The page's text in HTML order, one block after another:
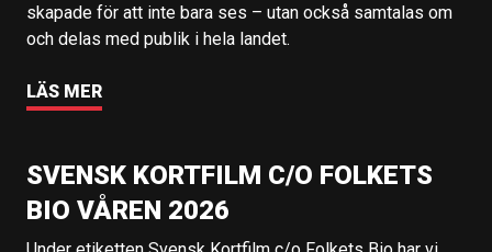
skapade för att inte bara ses – utan också samtalas om
och delas med publik i hela landet.
LÄS MER
SVENSK KORTFILM C/O FOLKETS
BIO VÅREN 2026